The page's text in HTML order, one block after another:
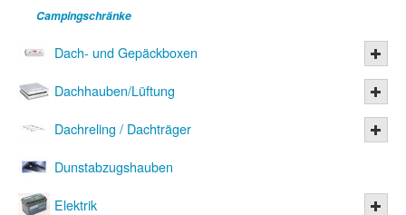
Campingschränke
Dach- und Gepäckboxen
Dachhauben/Lüftung
Dachreling / Dachträger
Dunstabzugshauben
Elektrik